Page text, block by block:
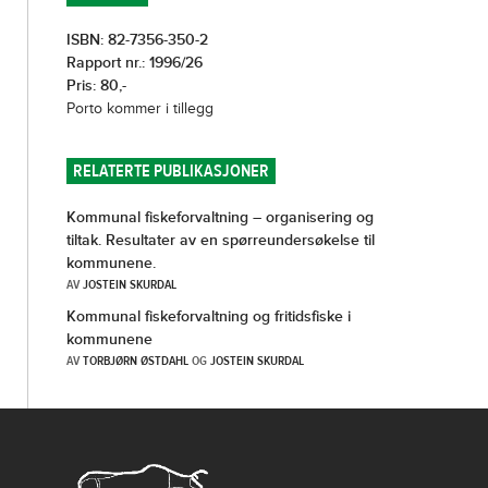
ISBN: 82-7356-350-2
Rapport nr.: 1996/26
Pris: 80,-
Porto kommer i tillegg
RELATERTE PUBLIKASJONER
Kommunal fiskeforvaltning – organisering og
tiltak. Resultater av en spørreundersøkelse til
kommunene.
AVJOSTEIN SKURDAL
Kommunal fiskeforvaltning og fritidsfiske i
kommunene
AVTORBJØRN ØSTDAHLOGJOSTEIN SKURDAL